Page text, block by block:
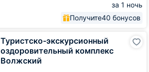
за 1 ночь
Получите40 бонусов
Туристско-экскурсионный
оздоровительный комплекс
Волжский